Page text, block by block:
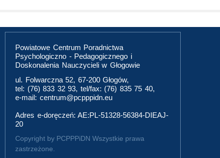
Powiatowe Centrum Poradnictwa
Psychologiczno - Pedagogicznego i
Doskonalenia Nauczycieli w Głogowie
ul. Folwarczna 52, 67-200 Głogów,
tel: (76) 833 32 93, tel/fax: (76) 835 75 40,
e-mail: centrum@pcpppidn.eu
Adres e-doręczeń: AE:PL-51328-56384-DIEAJ-
20
Copyright by PCPPPiDN Wszystkie prawa
zastrzeżone.